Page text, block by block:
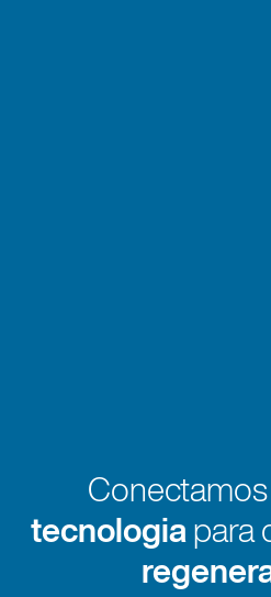
Conectamos
tecnologiapara